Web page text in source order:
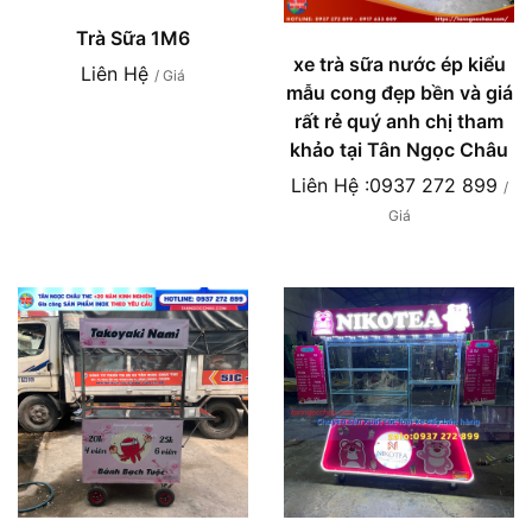
Trà Sữa 1M6
Liên Hệ / Giá
xe trà sữa nước ép kiểu
mẫu cong đẹp bền và giá
rất rẻ quý anh chị tham
khảo tại Tân Ngọc Châu
Liên Hệ :0937 272 899 /
Giá